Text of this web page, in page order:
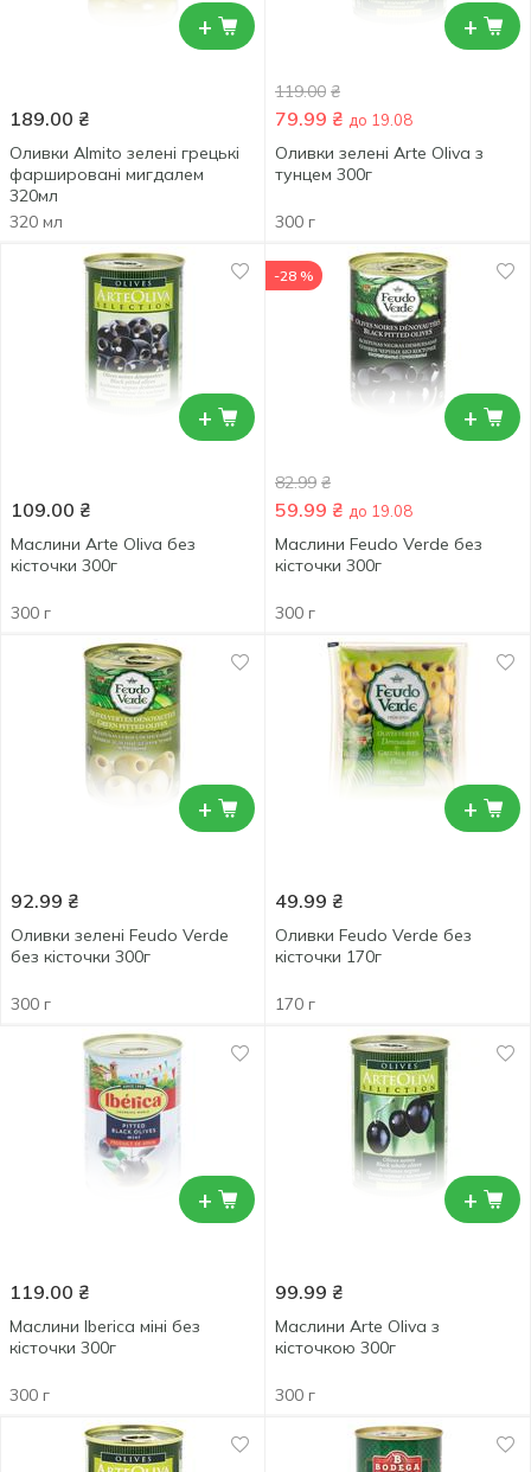
+
189.00 ₴
Оливки Almito зелені грецькі
фаршировані мигдалем
320мл
320 мл
+
119.00 ₴
79.99 ₴ до 19.08
Оливки зелені Arte Oliva з
тунцем 300г
300 г
+
109.00 ₴
Маслини Arte Oliva без
кісточки 300г
300 г
+
-28 %
82.99 ₴
59.99 ₴ до 19.08
Маслини Feudo Verde без
кісточки 300г
300 г
+
92.99 ₴
Оливки зелені Feudo Verde
без кісточки 300г
300 г
+
49.99 ₴
Оливки Feudo Verde без
кісточки 170г
170 г
+
119.00 ₴
Маслини Iberica міні без
кісточки 300г
300 г
+
99.99 ₴
Маслини Arte Oliva з
кісточкою 300г
300 г